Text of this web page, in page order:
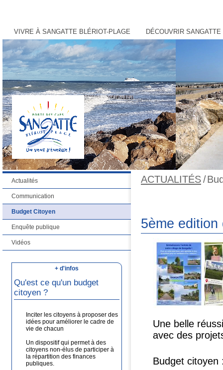
VIVRE À SANGATTE BLÉRIOT-PLAGE DÉCOUVRIR
ACTUALITÉS/
5ème
Une belle
avec des
Budget citoyen
Actualités
Communication
Budget Citoyen
Enquête publique
Vidéos
+ d'infos
Qu'est ce qu'un budget
citoyen ?
Inciter les citoyens à proposer des
idées pour améliorer le cadre de
vie de chacun
Un dispositif qui permet à des
citoyens non-élus de participer à
la répartition des finances
publiques.